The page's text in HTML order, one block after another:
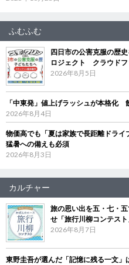
ふむふむ
四日市の公害克服の歴
ロジェクト クラウドフ
2026年8月5日
「中東発」値上げラッシュが本格化
2026年8月4日
物価高でも「夏は家族で長距離ドラ
猛暑への備えも必須
2026年8月3日
カルチャー
旅の思い出を五・七・
せ「旅行川柳コンテス
2026年8月7日
東野圭吾が選んだ「記憶に残る一文